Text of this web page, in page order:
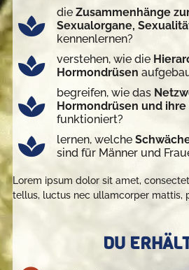
die Zusammenhänge
Sexualorgane,
kennenlernen?
verstehen, wie die
Hormondrüsen
begreifen, wie das
Hormondrüsen und
funktioniert?
lernen, welche
sind für Männer und
Lorem ipsum dolor sit amet,
tellus, luctus nec ullamcorper mattis,
DU